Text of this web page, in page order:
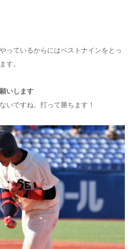
っているからにはベストナインをとっ
す。
いします
いですね。打って勝ちます！